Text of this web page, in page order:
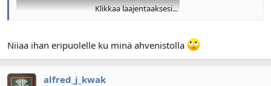
Klikkaa laajentaaksesi...
Niiaa ihan eripuolelle ku minä ahvenistolla
alfred_j_kwak